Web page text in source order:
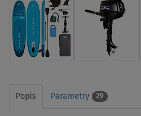
Popis Parametry 29